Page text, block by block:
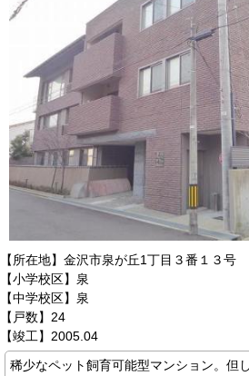
【所在地】金沢市泉が丘1丁目３番１３号
【小学校区】泉
【中学校区】泉
【戸数】24
【竣工】2005.04
稀少なペット飼育可能型マンション。但